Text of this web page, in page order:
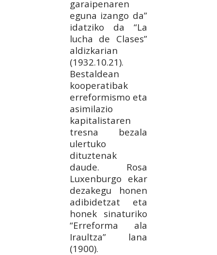
garaipenaren
eguna izango da”
idatziko da “La
lucha de Clases”
aldizkarian
(1932.10.21).
Bestaldean
kooperatibak
erreformismo eta
asimilazio
kapitalistaren
tresna bezala
ulertuko
dituztenak
daude. Rosa
Luxenburgo ekar
dezakegu honen
adibidetzat eta
honek sinaturiko
“Erreforma ala
Iraultza” lana
(1900).